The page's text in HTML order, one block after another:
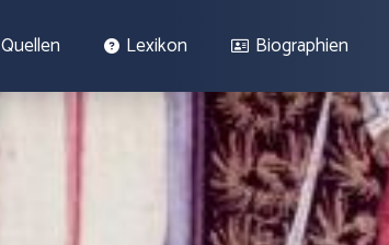
Quellen Lexikon Biographien